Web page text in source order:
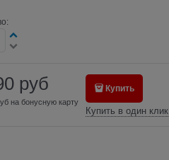
руб
на бонусную карту
Купить
Купить в один клик